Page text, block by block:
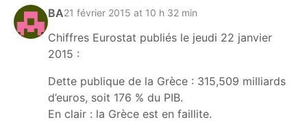
BA21 février 2015 at 10 h 32 min
Chiffres Eurostat publiés le jeudi 22 janvier
2015 :
Dette publique de la Grèce : 315,509 milliards
d’euros, soit 176 % du PIB.
En clair : la Grèce est en faillite.